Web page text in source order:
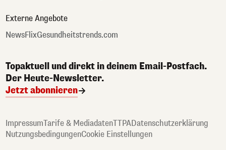
Externe Angebote
NewsFlixGesundheitstrends.com
Topaktuell und direkt in deinem Email-Postfach.
Der Heute-Newsletter.
Jetzt abonnieren
ImpressumTarife & MediadatenTTPADatenschutzerklärung
NutzungsbedingungenCookie Einstellungen